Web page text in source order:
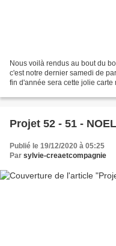
Nous voilà rendus au bout du
c'est notre dernier samedi de
fin d'année sera cette jolie
Projet 52 - 51 - NOEL
Publié le 19/12/2020 à 05:25
Par sylvie-creaetcompagnie